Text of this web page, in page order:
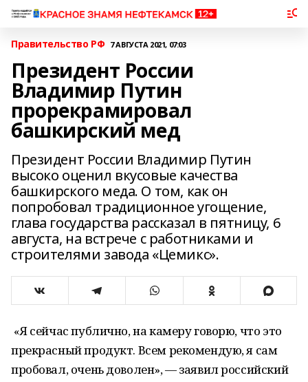
Правительство РФ 7 АВГУСТА 2021, 07:03
Президент России
Владимир Путин
прорекрамировал
башкирский мед
Президент России Владимир Путин
высоко оценил вкусовые качества
башкирского меда. О том, как он
попробовал традиционное угощение,
глава государства рассказал в пятницу, 6
августа, на встрече с работниками и
строителями завода «Цемикс».
«Я сейчас публично, на камеру говорю, что это
прекрасный продукт. Всем рекомендую, я сам
пробовал, очень доволен», — заявил российский